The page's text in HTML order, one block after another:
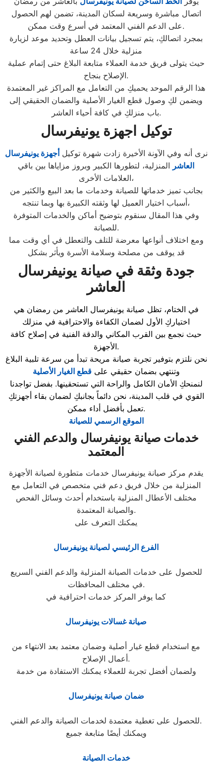
اتصال مباشرة وسريعة لسكان المدينة، تضمن لهم الحصول
على الدعم الفني المعتمد في أسرع وقت ممكن.
بمجرد اتصالكِ، يتم تسجيل بيانات العطل وتحديد موعد لزيارة
منزلية خلال 24 ساعة
حيث يتولى فريق خدمة العملاء متابعة البلاغ حتى إتمام عملية
الإصلاح بنجاح.
هذا الرقم الموحد يحميكِ من التعامل مع المراكز غير المعتمدة
ويضمن لكِ وصول قطع الغيار الأصلية والضمان الحقيقي إلى
باب منزلكِ في كافة أحياء العاشر.
توكيل اجهزة يونيفرسال
نرى أنه وفي الآونة الأخيرة زادت شهرة توكيلأجهزة يونيفرسال
العاشر المنزلية، لتطورها الكبير وبروز مزاياها بين باقي
العلامات الأخرى،
بجانب تميز خدماتها للصيانة وخدمات ما بعد البيع والكثير من
أسباب اختيار العميل لها وثقته الكبيرة بها وبما تنتجه،
وفي هذا المقال سنقوم بتوضيح أماكن والخدمات المتوفرة
للصيانة.
ومع اختلاف أنواعها معرضة للتلف والتعطل في أي وقت مما
قد يوقف من مصلحة وسلامة الأسرة ويأثر بشكل
جودة وثقة في صيانة يونيفرسال
العاشر
في الختام، تظل صيانة يونيفرسال العاشر من رمضان هي
اختياركِ الأول لضمان الكفاءة والاحترافية في منزلك
حيث نجمع بين القرب المكاني والدقة الفنية في إصلاح كافة
الأجهزة.
نحن نلتزم بتوفير تجربة صيانة مريحة تبدأ من سرعة تلبية البلاغ
وتنتهي بضمان حقيقي علىقطع الغيار الأصلية
لنمنحكِ الأمان الكامل والراحة التي تستحقينها. بفضل تواجدنا
القوي في قلب المدينة، نحن دائماً بجانبكِ لضمان بقاء أجهزتكِ
تعمل بأفضل أداء ممكن.
الموقع الرسمي للصيانة
خدمات صيانة يونيفرسال والدعم الفني
المعتمد
يقدم مركز صيانة يونيفرسال خدمات متطورة لصيانة الأجهزة
المنزلية من خلال فريق دعم فني متخصص في التعامل مع
مختلف الأعطال المنزلية باستخدام أحدث وسائل الفحص
والصيانة المعتمدة.
يمكنك التعرف على
الفرع الرئيسي لصيانة يونيفرسال
للحصول على خدمات الصيانة المنزلية والدعم الفني السريع
في مختلف المحافظات.
كما يوفر المركز خدمات احترافية في
صيانة غسالات يونيفرسال
مع استخدام قطع غيار أصلية وضمان معتمد بعد الانتهاء من
أعمال الإصلاح.
ولضمان أفضل تجربة للعملاء يمكنك الاستفادة من خدمة
ضمان صيانة يونيفرسال
للحصول على تغطية معتمدة لخدمات الصيانة والدعم الفني.
ويمكنك أيضًا متابعة جميع
خدمات الصيانة